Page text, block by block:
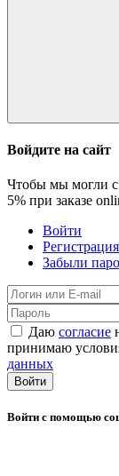
Войдите на сайт
Чтобы мы могли с
5% при заказе
Войти
Регистрация
Забыли
Даю согласие
принимаю
данных
Войти
Войти с помощью